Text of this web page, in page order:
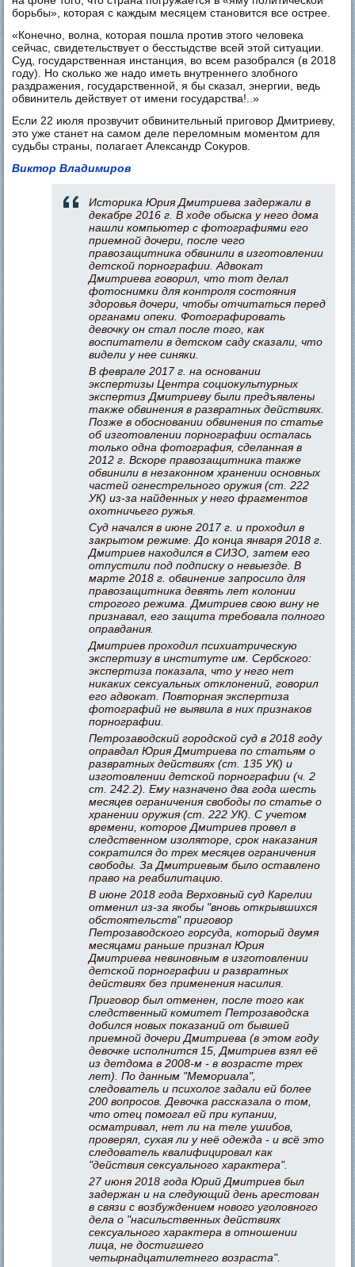
борьбы», которая с каждым месяцем становится все острее.
«Конечно, волна, которая пошла против этого человека
сейчас, свидетельствует о бесстыдстве всей этой ситуации.
Суд, государственная инстанция, во всем разобрался (в 2018
году). Но сколько же надо иметь внутреннего злобного
раздражения, государственной, я бы сказал, энергии, ведь
обвинитель действует от имени государства!..»
Если 22 июля прозвучит обвинительный приговор Дмитриеву,
это уже станет на самом деле переломным моментом для
судьбы страны, полагает Александр Сокуров.
Виктор Владимиров
Историка Юрия Дмитриева задержали в
декабре 2016 г. В ходе обыска у него дома
нашли компьютер с фотографиями его
приемной дочери, после чего
правозащитника обвинили в изготовлении
детской порнографии. Адвокат
Дмитриева говорил, что тот делал
фотоснимки для контроля состояния
здоровья дочери, чтобы отчитаться перед
органами опеки. Фотографировать
девочку он стал после того, как
воспитатели в детском саду сказали, что
видели у нее синяки.
В феврале 2017 г. на основании
экспертизы Центра социокультурных
экспертиз Дмитриеву были предъявлены
также обвинения в развратных действиях.
Позже в обосновании обвинения по статье
об изготовлении порнографии осталась
только одна фотография, сделанная в
2012 г. Вскоре правозащитника также
обвинили в незаконном хранении основных
частей огнестрельного оружия (ст. 222
УК) из-за найденных у него фрагментов
охотничьего ружья.
Суд начался в июне 2017 г. и проходил в
закрытом режиме. До конца января 2018 г.
Дмитриев находился в СИЗО, затем его
отпустили под подписку о невыезде. В
марте 2018 г. обвинение запросило для
правозащитника девять лет колонии
строгого режима. Дмитриев свою вину не
признавал, его защита требовала полного
оправдания.
Дмитриев проходил психиатрическую
экспертизу в институте им. Сербского:
экспертиза показала, что у него нет
никаких сексуальных отклонений, говорил
его адвокат. Повторная экспертиза
фотографий не выявила в них признаков
порнографии.
Петрозаводский городской суд в 2018 году
оправдал Юрия Дмитриева по статьям о
развратных действиях (ст. 135 УК) и
изготовлении детской порнографии (ч. 2
ст. 242.2). Ему назначено два года шесть
месяцев ограничения свободы по статье о
хранении оружия (ст. 222 УК). С учетом
времени, которое Дмитриев провел в
следственном изоляторе, срок наказания
сократился до трех месяцев ограничения
свободы. За Дмитриевым было оставлено
право на реабилитацию.
В июне 2018 года Верховный суд Карелии
отменил из-за якобы "вновь открывшихся
обстоятельств" приговор
Петрозаводского горсуда, который двумя
месяцами раньше признал Юрия
Дмитриева невиновным в изготовлении
детской порнографии и развратных
действиях без применения насилия.
Приговор был отменен, после того как
следственный комитет Петрозаводска
добился новых показаний от бывшей
приемной дочери Дмитриева (в этом году
девочке исполнится 15, Дмитриев взял её
из детдома в 2008-м - в возрасте трех
лет). По данным "Мемориала",
следователь и психолог задали ей более
200 вопросов. Девочка рассказала о том,
что отец помогал ей при купании,
осматривал, нет ли на теле ушибов,
проверял, сухая ли у неё одежда - и всё это
следователь квалифицировал как
"действия сексуального характера".
27 июня 2018 года Юрий Дмитриев был
задержан и на следующий день арестован
в связи с возбуждением нового уголовного
дела о "насильственных действиях
сексуального характера в отношении
лица, не достигшего
четырнадцатилетнего возраста".